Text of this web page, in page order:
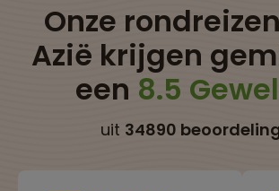
Onze
Azië krijgen
een 8.5
uit 34890